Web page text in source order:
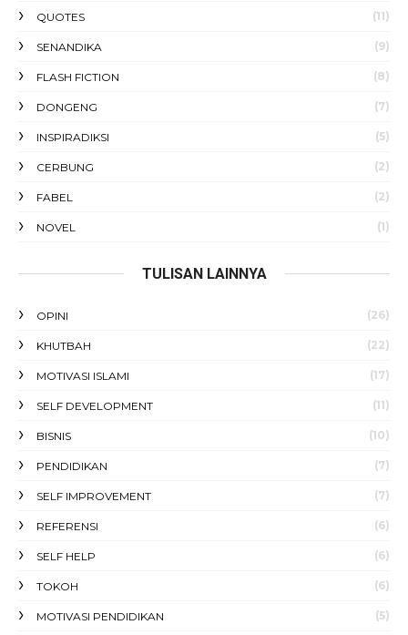
QUOTES (11)
SENANDIKA (9)
FLASH FICTION (8)
DONGENG (7)
INSPIRADIKSI (5)
CERBUNG (2)
FABEL (2)
NOVEL (1)
TULISAN LAINNYA
OPINI (26)
KHUTBAH (22)
MOTIVASI ISLAMI (17)
SELF DEVELOPMENT (11)
BISNIS (10)
PENDIDIKAN (7)
SELF IMPROVEMENT (7)
REFERENSI (6)
SELF HELP (6)
TOKOH (6)
MOTIVASI PENDIDIKAN (5)